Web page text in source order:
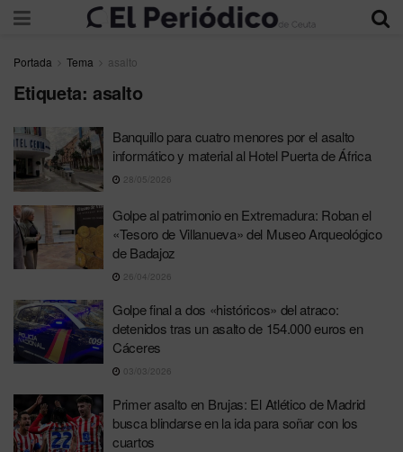
Portada Tema asalto
Etiqueta: asalto
Banquillo para cuatro menores por el asalto
informático y material al Hotel Puerta de África
28/05/2026
Golpe al patrimonio en Extremadura: Roban el
«Tesoro de Villanueva» del Museo Arqueológico
de Badajoz
26/04/2026
Golpe final a dos «históricos» del atraco:
detenidos tras un asalto de 154.000 euros en
Cáceres
03/03/2026
Primer asalto en Brujas: El Atlético de Madrid
busca blindarse en la ida para soñar con los
cuartos